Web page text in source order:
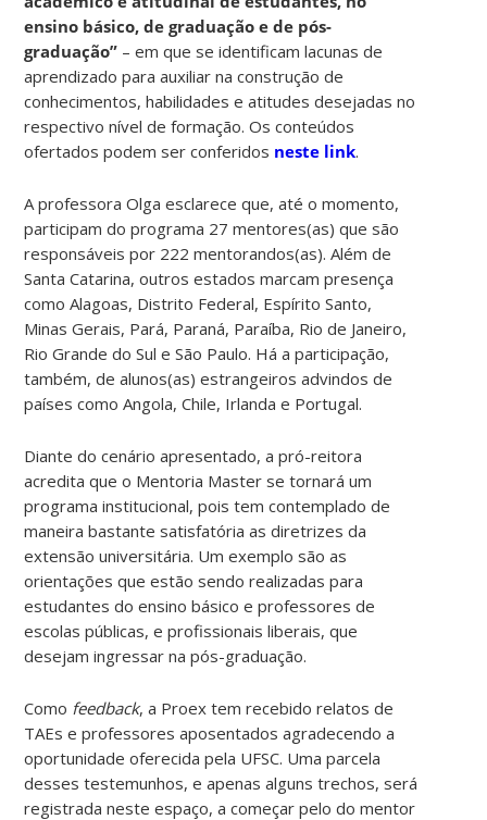
ensino básico, de graduação e de pós-
graduação” – em que se identificam lacunas de
aprendizado para auxiliar na construção de
conhecimentos, habilidades e atitudes desejadas no
respectivo nível de formação. Os conteúdos
ofertados podem ser conferidos neste link.
A professora Olga esclarece que, até o momento,
participam do programa 27 mentores(as) que são
responsáveis por 222 mentorandos(as). Além de
Santa Catarina, outros estados marcam presença
como Alagoas, Distrito Federal, Espírito Santo,
Minas Gerais, Pará, Paraná, Paraíba, Rio de Janeiro,
Rio Grande do Sul e São Paulo. Há a participação,
também, de alunos(as) estrangeiros advindos de
países como Angola, Chile, Irlanda e Portugal.
Diante do cenário apresentado, a pró-reitora
acredita que o Mentoria Master se tornará um
programa institucional, pois tem contemplado de
maneira bastante satisfatória as diretrizes da
extensão universitária. Um exemplo são as
orientações que estão sendo realizadas para
estudantes do ensino básico e professores de
escolas públicas, e profissionais liberais, que
desejam ingressar na pós-graduação.
Como feedback, a Proex tem recebido relatos de
TAEs e professores aposentados agradecendo a
oportunidade oferecida pela UFSC. Uma parcela
desses testemunhos, e apenas alguns trechos, será
registrada neste espaço, a começar pelo do mentor